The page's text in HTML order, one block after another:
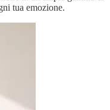
tua emozione.